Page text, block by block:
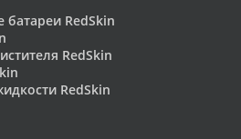
RedSkin
RedSkin
RedSkin